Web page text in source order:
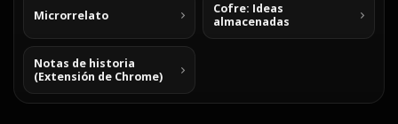
Microrrelato
Cofre: Ideas
almacenadas
Notas de historia
(Extensión de Chrome)